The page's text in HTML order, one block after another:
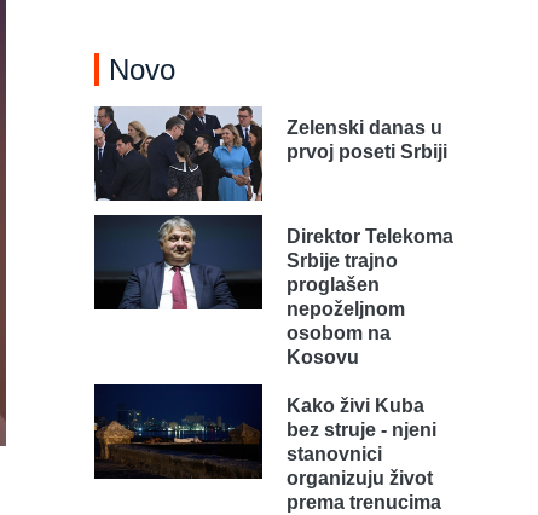
Novo
Zelenski danas u
prvoj poseti Srbiji
Direktor Telekoma
Srbije trajno
proglašen
nepoželjnom
osobom na
Kosovu
Kako živi Kuba
bez struje - njeni
stanovnici
organizuju život
prema trenucima